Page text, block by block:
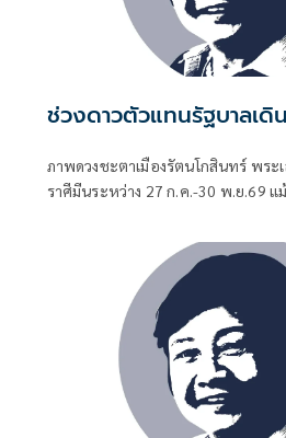
ช่วงดาวตัวแทนรัฐบาลเดิ
ภาพดวงชะตาเมืองรัตนโกสินทร์ พระ
ราศีมีนระหว่าง 27 ก.ค.-30 พ.ย.69 แ
รัฐมนตรี จะมีภูมิต้านทานสูงอยู่ แต่ต้
ที่กำลังรอเกิดกับรัฐบาลและบ้านเมือง